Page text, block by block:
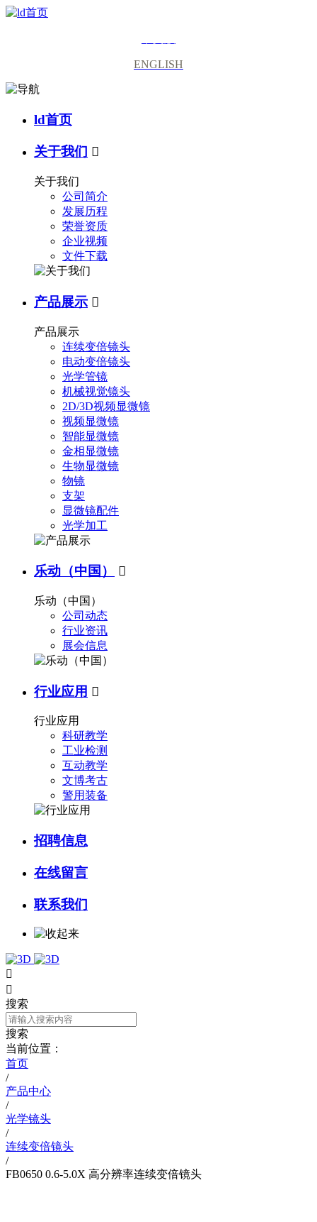
ENGLISH
ld首页
关于我们 
关于我们
公司简介
发展历程
荣誉资质
企业视频
文件下载
产品展示 
产品展示
连续变倍镜头
电动变倍镜头
光学管镜
机械视觉镜头
2D/3D视频显微镜
视频显微镜
智能显微镜
金相显微镜
生物显微镜
物镜
支架
显微镜配件
光学加工
乐动（中国） 
乐动（中国）
公司动态
行业资讯
展会信息
行业应用 
行业应用
科研教学
工业检测
互动教学
文博考古
警用装备
招聘信息
在线留言
联系我们


搜索
搜索
当前位置：
首页
/
产品中心
/
光学镜头
/
连续变倍镜头
/
FB0650 0.6-5.0X 高分辨率连续变倍镜头